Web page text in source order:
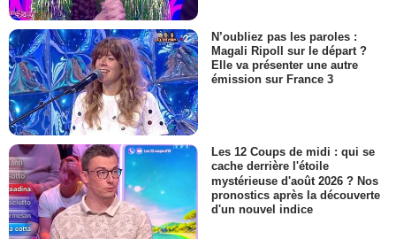
N’oubliez pas les paroles :
Magali Ripoll sur le départ ?
Elle va présenter une autre
émission sur France 3
Les 12 Coups de midi : qui se
cache derrière l'étoile
mystérieuse d'août 2026 ? Nos
pronostics après la découverte
d'un nouvel indice